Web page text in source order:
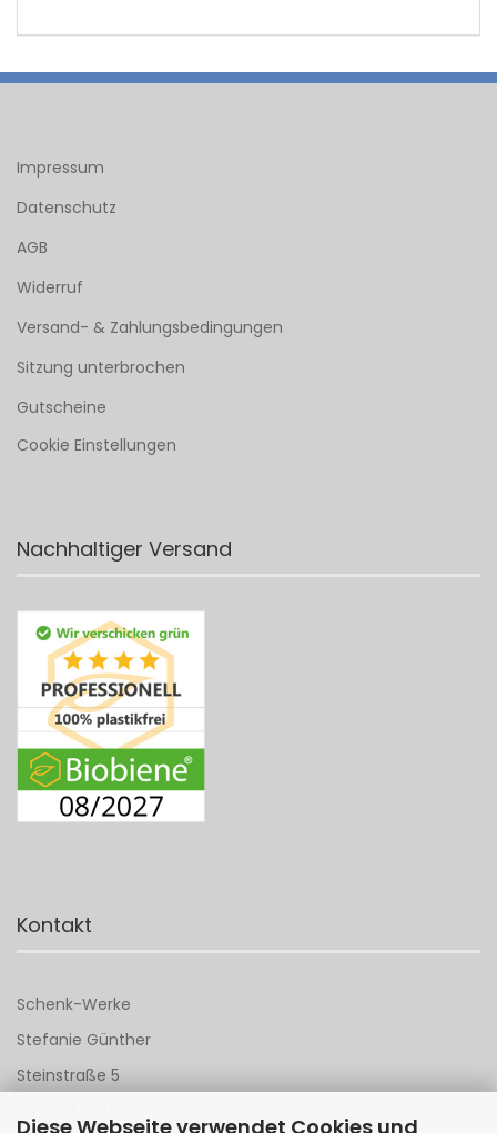
Diese Webseite verwendet Cookies und
Impressum
Datenschutz
AGB
Widerruf
Versand- & Zahlungsbedingungen
Sitzung unterbrochen
Gutscheine
Cookie Einstellungen
Nachhaltiger Versand
Kontakt
Schenk-Werke
Stefanie Günther
Steinstraße 5